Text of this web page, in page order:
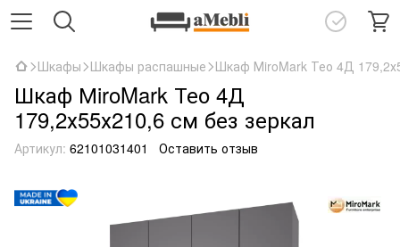
Шкафы Шкафы распашные Шкаф МiroMark Тео 4Д
Шкаф МiroMark Тео 4Д
179,2х55х210,6 см без зеркал
Артикул: 62101031401 Оставить отзыв